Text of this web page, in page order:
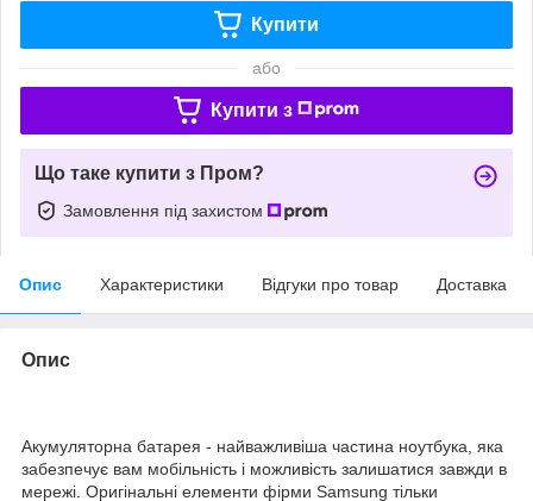
Купити
або
Купити з
Що таке купити з Пром?
Замовлення під захистом
Опис Характеристики Відгуки про товар Доставка
Опис
Акумуляторна батарея - найважливіша частина ноутбука, яка
забезпечує вам мобільність і можливість залишатися завжди в
мережі. Оригінальні елементи фірми Samsung тільки